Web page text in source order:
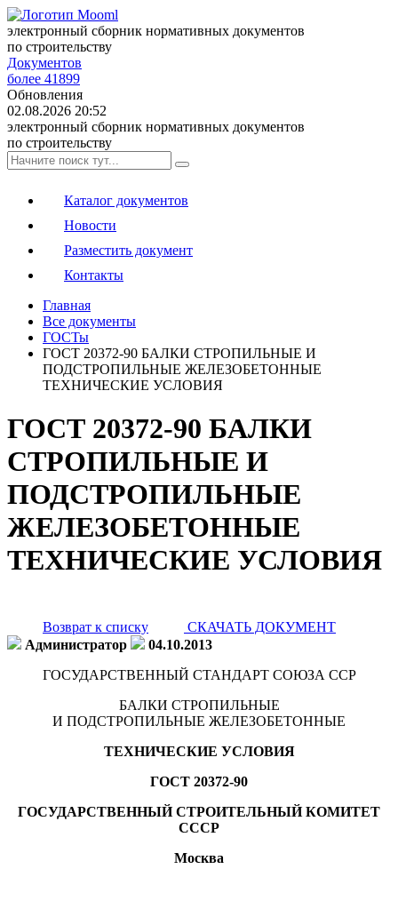
электронный сборник нормативных документов
по строительству
Документов
более 41899
Обновления
02.08.2026 20:52
электронный сборник нормативных документов
по строительству
Каталог документов
Новости
Разместить документ
Контакты
Главная
Все документы
ГОСТы
ГОСТ 20372-90 БАЛКИ СТРОПИЛЬНЫЕ И
ПОДСТРОПИЛЬНЫЕ ЖЕЛЕЗОБЕТОННЫЕ
ТЕХНИЧЕСКИЕ УСЛОВИЯ
ГОСТ 20372-90 БАЛКИ
СТРОПИЛЬНЫЕ И
ПОДСТРОПИЛЬНЫЕ
ЖЕЛЕЗОБЕТОННЫЕ
ТЕХНИЧЕСКИЕ УСЛОВИЯ
Возврат к списку
СКАЧАТЬ ДОКУМЕНТ
Администратор
04.10.2013
ГОСУДАРСТВЕННЫЙ СТАНДАРТ СОЮЗА ССР
БАЛКИ СТРОПИЛЬНЫЕ
И ПОДСТРОПИЛЬНЫЕ ЖЕЛЕЗОБЕТОННЫЕ
ТЕХНИЧЕСКИЕ УСЛОВИЯ
ГОСТ 20372-90
ГОСУДАРСТВЕННЫЙ СТРОИТЕЛЬНЫЙ КОМИТЕТ
СССР
Москва